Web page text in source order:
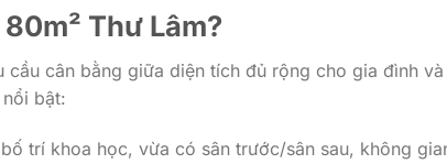
Thư Lâm?
cầu cân bằng giữa diện tích đủ rộng cho gia đình
bật:
trí khoa học, vừa có sân trước/sân sau, không